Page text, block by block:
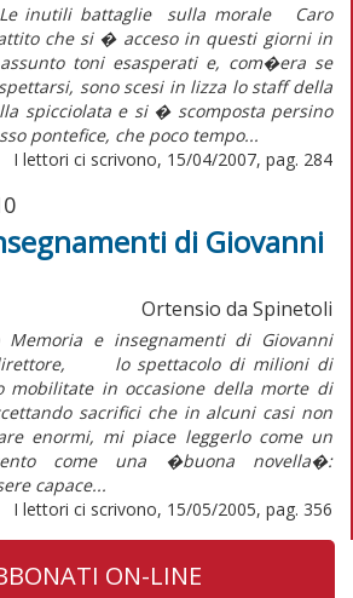
inutili battaglie sulla morale Caro
che si � acceso in questi giorni in
toni esasperati e, com�era se
sono scesi in lizza lo staff della
spicciolata e si � scomposta persino
pontefice, che poco tempo...
I lettori ci scrivono, 15/04/2007, pag. 284
di Giovanni
Ortensio da Spinetoli
e insegnamenti di Giovanni
lo spettacolo di milioni di
mobilitate in occasione della morte di
sacrifici che in alcuni casi non
enormi, mi piace leggerlo come un
come una �buona novella�:
capace...
I lettori ci scrivono, 15/05/2005, pag. 356
ON-LINE